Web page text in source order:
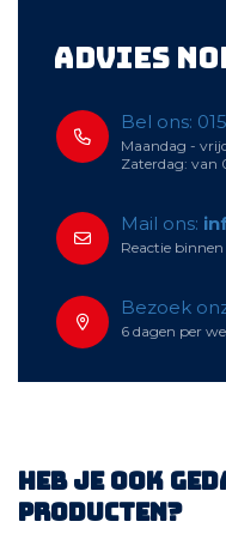
Advies
Bel ons:
Maandag -
Zaterdag: van
Mail ons:
Reactie
Bezoek
6 dagen per
Heb je ook
producten?